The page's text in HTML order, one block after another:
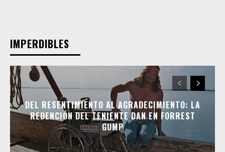
IMPERDIBLES
DEL RESENTIMIENTO AL AGRADECIMIENTO: LA
REDENCIÓN DEL TENIENTE DAN EN FORREST
GUMP